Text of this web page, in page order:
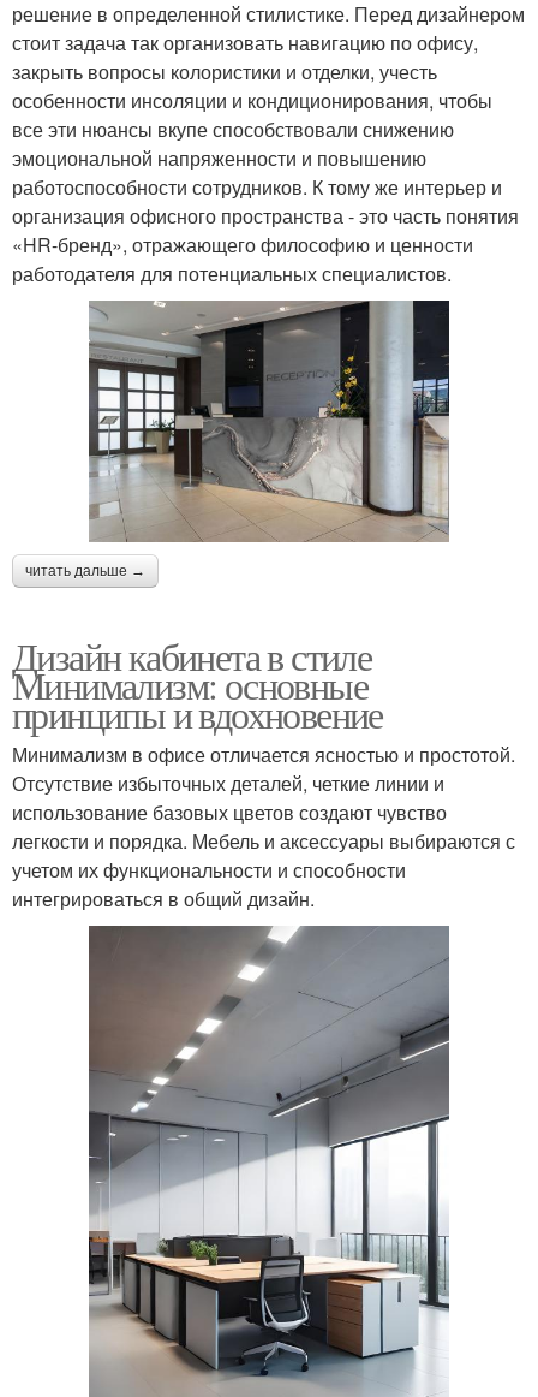
решение в определенной стилистике. Перед дизайнером
стоит задача так организовать навигацию по офису,
закрыть вопросы колористики и отделки, учесть
особенности инсоляции и кондиционирования, чтобы
все эти нюансы вкупе способствовали снижению
эмоциональной напряженности и повышению
работоспособности сотрудников. К тому же интерьер и
организация офисного пространства - это часть понятия
«HR-бренд», отражающего философию и ценности
работодателя для потенциальных специалистов.
читать дальше →
Дизайн кабинета в стиле
Минимализм: основные
принципы и вдохновение
Минимализм в офисе отличается ясностью и простотой.
Отсутствие избыточных деталей, четкие линии и
использование базовых цветов создают чувство
легкости и порядка. Мебель и аксессуары выбираются с
учетом их функциональности и способности
интегрироваться в общий дизайн.